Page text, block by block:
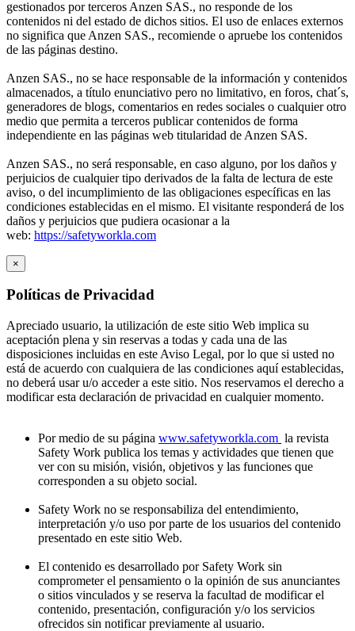
gestionados por terceros Anzen SAS., no responde de los
contenidos ni del estado de dichos sitios. El uso de enlaces externos
no significa que Anzen SAS., recomiende o apruebe los contenidos
de las páginas destino.
Anzen SAS., no se hace responsable de la información y contenidos
almacenados, a título enunciativo pero no limitativo, en foros, chat´s,
generadores de blogs, comentarios en redes sociales o cualquier otro
medio que permita a terceros publicar contenidos de forma
independiente en las páginas web titularidad de Anzen SAS.
Anzen SAS., no será responsable, en caso alguno, por los daños y
perjuicios de cualquier tipo derivados de la falta de lectura de este
aviso, o del incumplimiento de las obligaciones específicas en las
condiciones establecidas en el mismo. El visitante responderá de los
daños y perjuicios que pudiera ocasionar a la
web: https://safetyworkla.com
×
Políticas de Privacidad
Apreciado usuario, la utilización de este sitio Web implica su
aceptación plena y sin reservas a todas y cada una de las
disposiciones incluidas en este Aviso Legal, por lo que si usted no
está de acuerdo con cualquiera de las condiciones aquí establecidas,
no deberá usar u/o acceder a este sitio. Nos reservamos el derecho a
modificar esta declaración de privacidad en cualquier momento.
Por medio de su página www.safetyworkla.com la revista
Safety Work publica los temas y actividades que tienen que
ver con su misión, visión, objetivos y las funciones que
corresponden a su objeto social.
Safety Work no se responsabiliza del entendimiento,
interpretación y/o uso por parte de los usuarios del contenido
presentado en este sitio Web.
El contenido es desarrollado por Safety Work sin
comprometer el pensamiento o la opinión de sus anunciantes
o sitios vinculados y se reserva la facultad de modificar el
contenido, presentación, configuración y/o los servicios
ofrecidos sin notificar previamente al usuario.